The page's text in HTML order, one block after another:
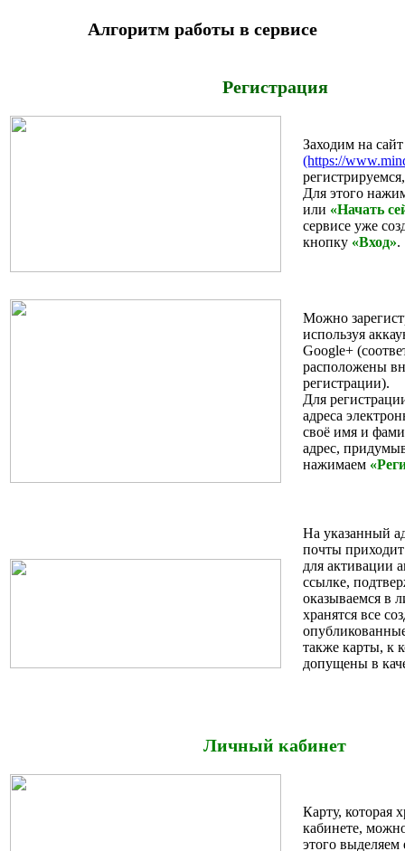
Алгоритм работы в сервисе
Регистрация
Заходим на
(https://
Для этого
или «Начать
сервисе уже
кнопку «Вход».
Можно
используя
Google+
расположены
регистрации).
Для
адреса
своё имя и
адрес,
нажимаем
На указанный
почты
для активации
ссылке,
оказываемся в
хранятся все
также карты, к
допущены в
Личный кабинет
Карту, которая
кабинете,
этого выделяем